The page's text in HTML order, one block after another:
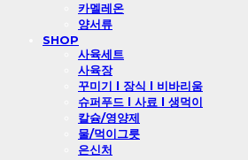
카멜레온
양서류
SHOP
사육세트
사육장
꾸미기 l 장식 l 비바리움
슈퍼푸드 l 사료 l 생먹이
칼슘/영양제
물/먹이그릇
은신처